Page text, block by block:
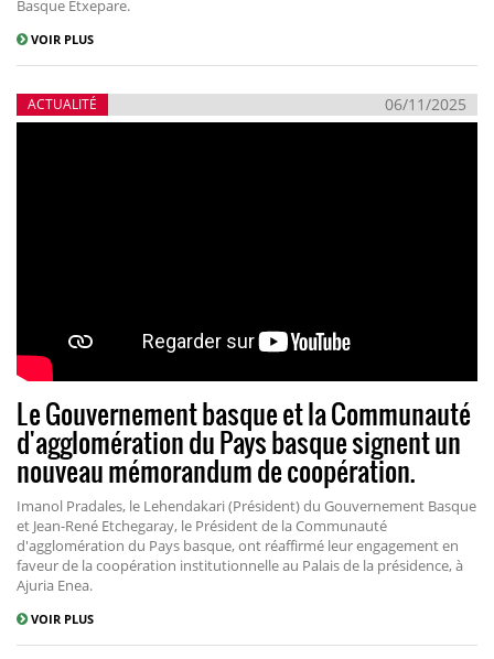
Basque Etxepare.
VOIR PLUS
ACTUALITÉ 06/11/2025
Le Gouvernement basque et la Communauté
d'agglomération du Pays basque signent un
nouveau mémorandum de coopération.
Imanol Pradales, le Lehendakari (Président) du Gouvernement Basque
et Jean-René Etchegaray, le Président de la Communauté
d'agglomération du Pays basque, ont réaffirmé leur engagement en
faveur de la coopération institutionnelle au Palais de la présidence, à
Ajuria Enea.
VOIR PLUS